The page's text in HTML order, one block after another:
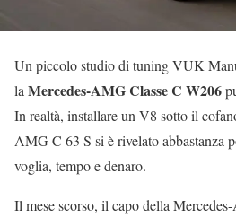
Un piccolo studio di tuning VUK
laMercedes-AMG Classe C W206
In realtà, installare un V8 sotto il
AMG C 63 S si è rivelato abbastanza
voglia, tempo e denaro.
Il mese scorso, il capo della